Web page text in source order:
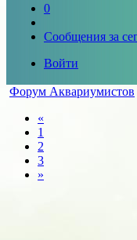
0
Сообщения за
Войти
Форум Аквариумистов
«
1
2
3
»